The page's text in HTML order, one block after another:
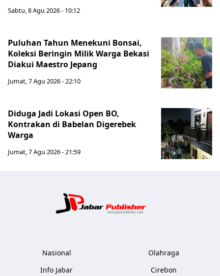
Sabtu, 8 Agu 2026 - 10:12
Puluhan Tahun Menekuni Bonsai,
Koleksi Beringin Milik Warga Bekasi
Diakui Maestro Jepang
Jumat, 7 Agu 2026 - 22:10
Diduga Jadi Lokasi Open BO,
Kontrakan di Babelan Digerebek
Warga
Jumat, 7 Agu 2026 - 21:59
Nasional
Info Jabar
Olahraga
Cirebon